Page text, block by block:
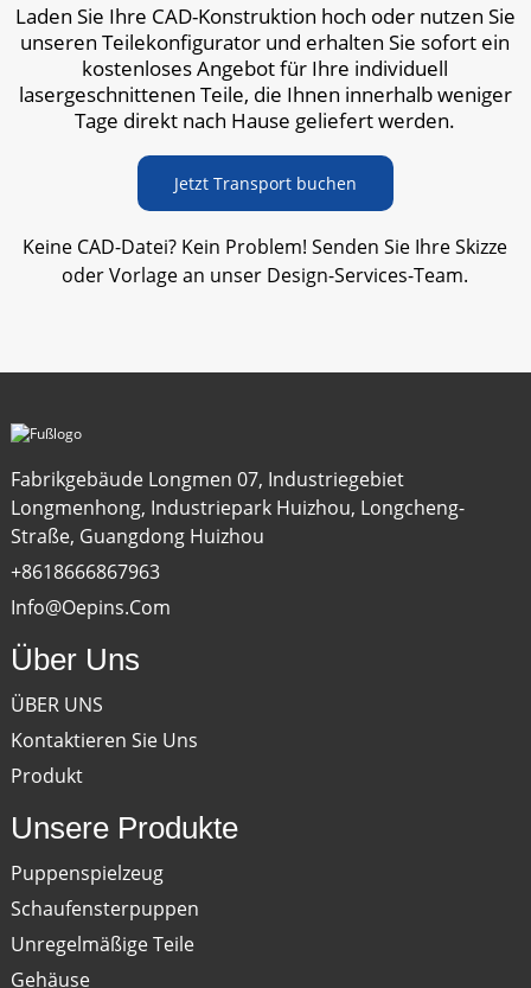
Laden Sie Ihre CAD-Konstruktion hoch oder nutzen Sie
unseren Teilekonfigurator und erhalten Sie sofort ein
kostenloses Angebot für Ihre individuell
lasergeschnittenen Teile, die Ihnen innerhalb weniger
Tage direkt nach Hause geliefert werden.
Jetzt Transport buchen
Keine CAD-Datei? Kein Problem! Senden Sie Ihre Skizze
oder Vorlage an unser Design-Services-Team.
Fabrikgebäude Longmen 07, Industriegebiet
Longmenhong, Industriepark Huizhou, Longcheng-
Straße, Guangdong Huizhou
+8618666867963
Info@oepins.com
Über Uns
ÜBER UNS
Kontaktieren Sie Uns
Produkt
Unsere Produkte
Puppenspielzeug
Schaufensterpuppen
Unregelmäßige Teile
Gehäuse